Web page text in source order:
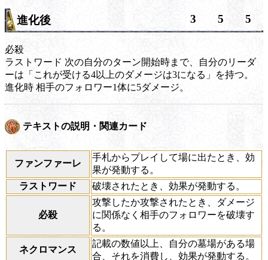
進化後 3 5 5
必殺
ラストワード 次の自分のターン開始時まで、自分のリーダ
ーは「これが受ける4以上のダメージは3になる」を持つ。
進化時 相手のフォロワー1体に5ダメージ。
テキストの説明・関連カード
ファンファーレ
手札からプレイして場に出たとき、効
果が発動する。
ラストワード
破壊されたとき、効果が発動する。
必殺
攻撃したか攻撃されたとき、ダメージ
に関係なく相手のフォロワーを破壊す
る。
ネクロマンス
記載の数値以上、自分の墓場がある場
合、それを消費し、効果が発動する。